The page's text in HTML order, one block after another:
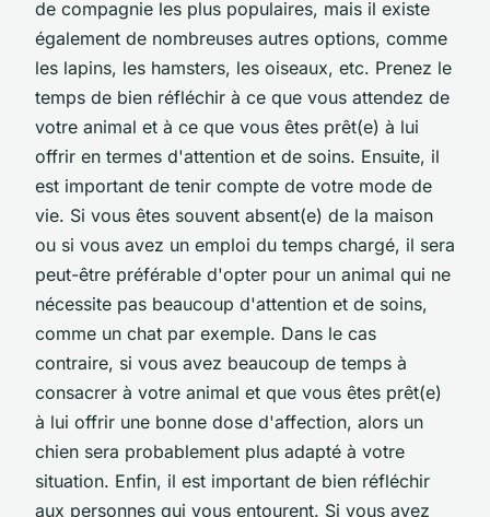
de compagnie les plus populaires, mais il existe
également de nombreuses autres options, comme
les lapins, les hamsters, les oiseaux, etc. Prenez le
temps de bien réfléchir à ce que vous attendez de
votre animal et à ce que vous êtes prêt(e) à lui
offrir en termes d'attention et de soins. Ensuite, il
est important de tenir compte de votre mode de
vie. Si vous êtes souvent absent(e) de la maison
ou si vous avez un emploi du temps chargé, il sera
peut-être préférable d'opter pour un animal qui ne
nécessite pas beaucoup d'attention et de soins,
comme un chat par exemple. Dans le cas
contraire, si vous avez beaucoup de temps à
consacrer à votre animal et que vous êtes prêt(e)
à lui offrir une bonne dose d'affection, alors un
chien sera probablement plus adapté à votre
situation. Enfin, il est important de bien réfléchir
aux personnes qui vous entourent. Si vous avez